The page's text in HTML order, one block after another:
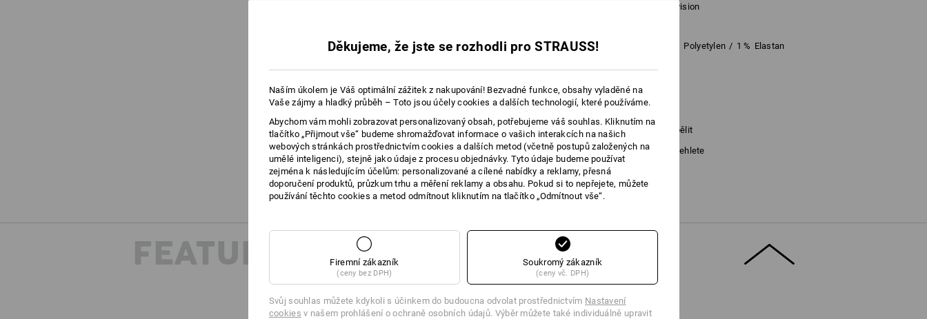
Dodávka bez šlí – možnost kombinace se šlemi e.s.vision
Svrchní materiál 83% Bavlna / 12 Polyetylen / 1 % Elastan
Protipořezová ochrana 100% Polyester
Perte v pračce na 40 °C
Nebělit
Nesušte v sušičce
Nežehlete
Nečistěte chemicky
Klikněte na tlačítko "Datový formulář" pro více informací.
Datový formulář
více
FEATURES
Děkujeme, že jste se rozhodli pro STRAUSS!
Naším úkolem je Váš optimální zážitek z nakupování! Bezvadné funkce, obsahy vyladěné na
Vaše zájmy a hladký průběh – Toto jsou účely cookies a dalších technologií, které používáme.
Abychom vám mohli zobrazovat personalizovaný obsah, potřebujeme váš souhlas. Kliknutím na
tlačítko „Přijmout vše“ budeme shromažďovat informace o vašich interakcích na našich
webových stránkách prostřednictvím cookies a dalších metod (včetně postupů založených na
umělé inteligenci), stejně jako údaje z procesu objednávky. Tyto údaje budeme používat
zejména k následujícím účelům: personalizované a cílené nabídky a reklamy, přesná
doporučení produktů, průzkum trhu a měření reklamy a obsahu. Pokud si to nepřejete, můžete
používání těchto cookies a metod odmítnout kliknutím na tlačítko „Odmítnout vše“.
Firemní zákazník
(ceny bez DPH)
Soukromý zákazník
(ceny vč. DPH)
Svůj souhlas můžete kdykoli s účinkem do budoucna odvolat prostřednictvím Nastavení
cookies v našem prohlášení o ochraně osobních údajů. Výběr můžete také individuálně upravit